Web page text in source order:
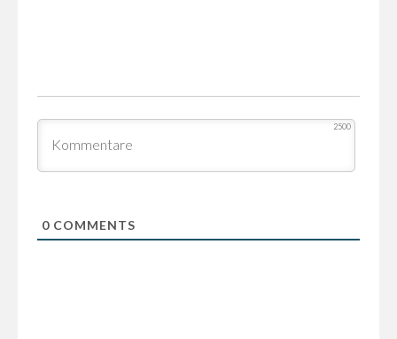
2500
0COMMENTS